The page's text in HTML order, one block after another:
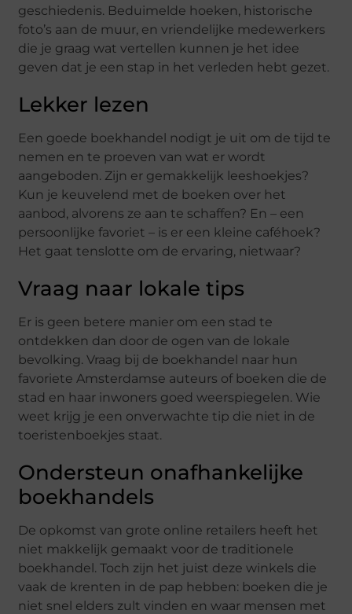
geschiedenis. Beduimelde hoeken, historische
foto’s aan de muur, en vriendelijke medewerkers
die je graag wat vertellen kunnen je het idee
geven dat je een stap in het verleden hebt gezet.
Lekker lezen
Een goede boekhandel nodigt je uit om de tijd te
nemen en te proeven van wat er wordt
aangeboden. Zijn er gemakkelijk leeshoekjes?
Kun je keuvelend met de boeken over het
aanbod, alvorens ze aan te schaffen? En – een
persoonlijke favoriet – is er een kleine caféhoek?
Het gaat tenslotte om de ervaring, nietwaar?
Vraag naar lokale tips
Er is geen betere manier om een stad te
ontdekken dan door de ogen van de lokale
bevolking. Vraag bij de boekhandel naar hun
favoriete Amsterdamse auteurs of boeken die de
stad en haar inwoners goed weerspiegelen. Wie
weet krijg je een onverwachte tip die niet in de
toeristenboekjes staat.
Ondersteun onafhankelijke
boekhandels
De opkomst van grote online retailers heeft het
niet makkelijk gemaakt voor de traditionele
boekhandel. Toch zijn het juist deze winkels die
vaak de krenten in de pap hebben: boeken die je
niet snel elders zult vinden en waar mensen met